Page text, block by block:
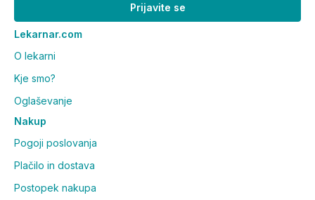
Prijavite se
Lekarnar.com
O lekarni
Kje smo?
Oglaševanje
Nakup
Pogoji poslovanja
Plačilo in dostava
Postopek nakupa